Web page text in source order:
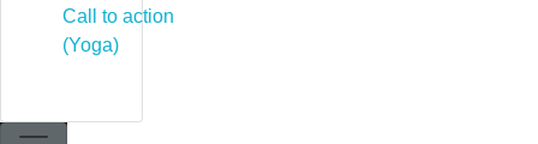
Call to action
(Yoga)